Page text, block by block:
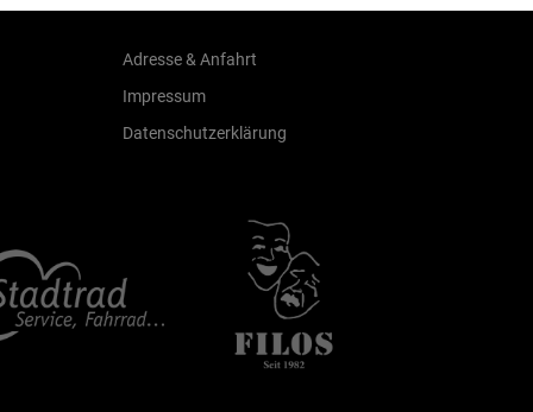
Adresse & Anfahrt
Impressum
Datenschutzerklärung